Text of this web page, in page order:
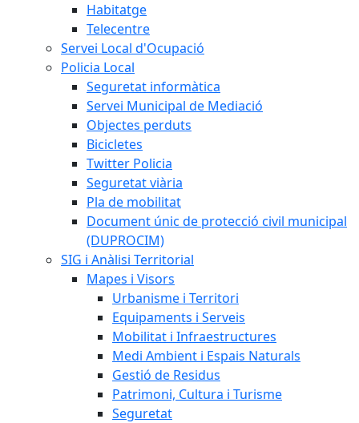
Habitatge
Telecentre
Servei Local d'Ocupació
Policia Local
Seguretat informàtica
Servei Municipal de Mediació
Objectes perduts
Bicicletes
Twitter Policia
Seguretat viària
Pla de mobilitat
Document únic de protecció civil municipal
(DUPROCIM)
SIG i Anàlisi Territorial
Mapes i Visors
Urbanisme i Territori
Equipaments i Serveis
Mobilitat i Infraestructures
Medi Ambient i Espais Naturals
Gestió de Residus
Patrimoni, Cultura i Turisme
Seguretat